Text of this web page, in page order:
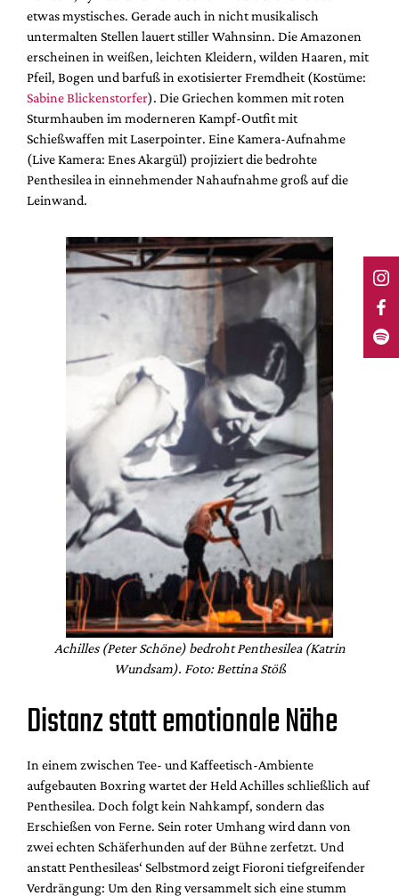
etwas mystisches. Gerade auch in nicht musikalisch
untermalten Stellen lauert stiller Wahnsinn. Die Amazonen
erscheinen in weißen, leichten Kleidern, wilden Haaren, mit
Pfeil, Bogen und barfuß in exotisierter Fremdheit (Kostüme:
Sabine Blickenstorfer). Die Griechen kommen mit roten
Sturmhauben im moderneren Kampf-Outfit mit
Schießwaffen mit Laserpointer. Eine Kamera-Aufnahme
(Live Kamera: Enes Akargül) projiziert die bedrohte
Penthesilea in einnehmender Nahaufnahme groß auf die
Leinwand.
Achilles (Peter Schöne) bedroht Penthesilea (Katrin
Wundsam). Foto: Bettina Stöß
Distanz statt emotionale Nähe
In einem zwischen Tee- und Kaffeetisch-Ambiente
aufgebauten Boxring wartet der Held Achilles schließlich auf
Penthesilea. Doch folgt kein Nahkampf, sondern das
Erschießen von Ferne. Sein roter Umhang wird dann von
zwei echten Schäferhunden auf der Bühne zerfetzt. Und
anstatt Penthesileas‘ Selbstmord zeigt Fioroni tiefgreifender
Verdrängung: Um den Ring versammelt sich eine stumm